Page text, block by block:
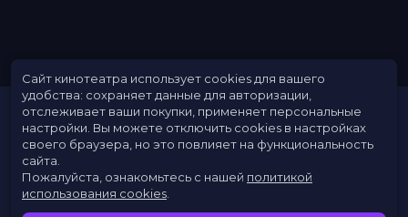
Расписание
Сайт кинотеатра использует cookies для вашего
удобства: сохраняет данные для авторизации,
отслеживает ваши покупки, применяет персональные
настройки. Вы можете отключить cookies в настройках
своего браузера, но это повлияет на функциональность
сайта.
Пожалуйста, ознакомьтесь с нашей политикой
использования cookies